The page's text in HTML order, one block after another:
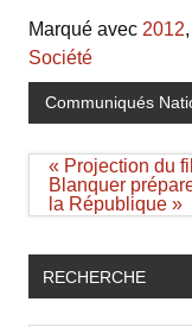
Marqué avec 2012,
Société
Communiqués
Navigation
de
l’article
« Projection du
Blanquer
la République »
RECHERCHE